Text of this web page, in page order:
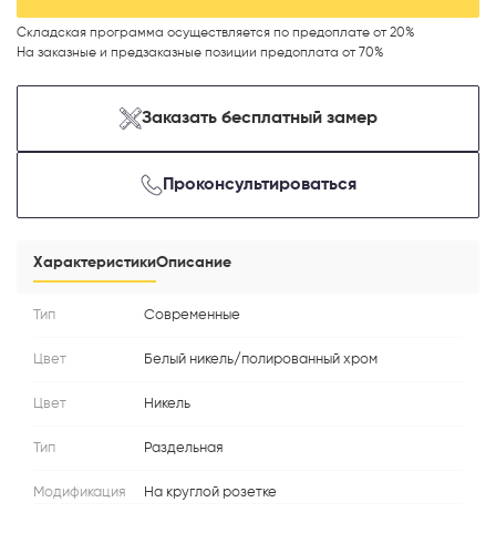
Складская программа осуществляется по предоплате от 20%
На заказные и предзаказные позиции предоплата от 70%
Заказать бесплатный замер
Проконсультироваться
ХарактеристикиОписание
Тип Современные
Цвет Белый никель/полированный хром
Цвет Никель
Тип Раздельная
Модификация На круглой розетке
Телефон
Выберите способ связи
Перезвонить
Telegram
Я согласен сПолитикой конфиденциальности